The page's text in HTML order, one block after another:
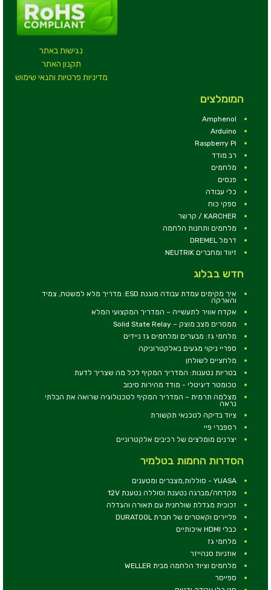
נגישות באתר
תקנון האתר
מדיניות פרטיות ותנאי שימוש
המומלצים
Amphenol
Arduino
Raspberry Pi
רב מודד
מלחמים
פנסים
כלי עבודה
ספקי כוח
KARCHER / קרשר
מלחמים ותחנות הלחמה
דרמל DREMEL
זיווד ומחברים NEUTRIK
חדש בבלוג
איך מקימים עמדת עבודה מוגנת ESD: מדריך מלא למשטח, צמיד
והארקה
אקדח אוויר לתעשייה – המדריך המקצועי המלא
ממסרים מצב מוצק – Solid State Relay
מלחמי גז: מבערים ומלחמים גז ניידים
ספריי ניקוי מגעים באלקטרוניקה
מלחציים לשולחן
בטריות נטענות: המדריך המקיף לכל מה שצריך לדעת
טכומטר דיגיטלי - מודד מהירות סיבוב
מצלמה תרמית – המדריך המקיף לטכנולוגיה שרואה את הבלתי
נראה
ציוד בדיקה לטכנאי תקשורת
רספברי פיי
יצרנים מומלצים של רכיבים אלקטרוניים
הסדרות החמות בטלמיר
YUASA - סוללות,מצברים ומטענים
מקדחה/מברגה נטענת וסוללה נטענת 12V
זכוכית מגדלת שולחנית עם תאורה והגדלה
פליירים וקאטרים של חברת DURATOOL
כבלי HDMI איכותיים
מלחמי גז
אוזניות סנהייזר
מלחמים וציוד הלחמה מבית WELLER
ספייסר